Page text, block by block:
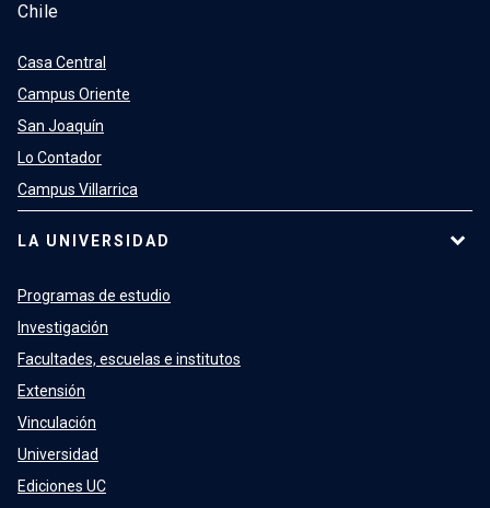
Chile
Casa Central
Campus Oriente
San Joaquín
Lo Contador
Campus Villarrica
LA UNIVERSIDAD
Programas de estudio
Investigación
Facultades, escuelas e institutos
Extensión
Vinculación
Universidad
Ediciones UC